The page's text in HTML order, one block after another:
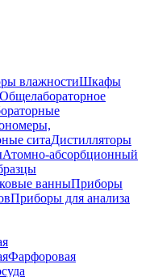
влажностиШкафы
Общелабораторное
ситаДистилляторы
Атомно-абсорбционный
ванныПриборы
Приборы для анализа
Фарфоровая